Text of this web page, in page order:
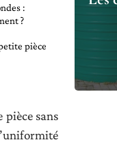
:
?
pièce
pièce sans